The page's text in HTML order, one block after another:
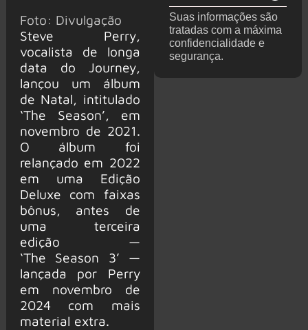
Foto: Divulgação
Steve Perry,
vocalista de longa
data do Journey,
lançou um álbum
de Natal, intitulado
‘The Season’, em
novembro de 2021.
O álbum foi
relançado em 2022
em uma Edição
Deluxe com faixas
bônus, antes de
uma terceira
edição —
‘The Season 3’ —
lançada por Perry
em novembro de
2024 com mais
material extra.
Suas informações são
tratadas com a máxima
confidencialidade e
segurança.